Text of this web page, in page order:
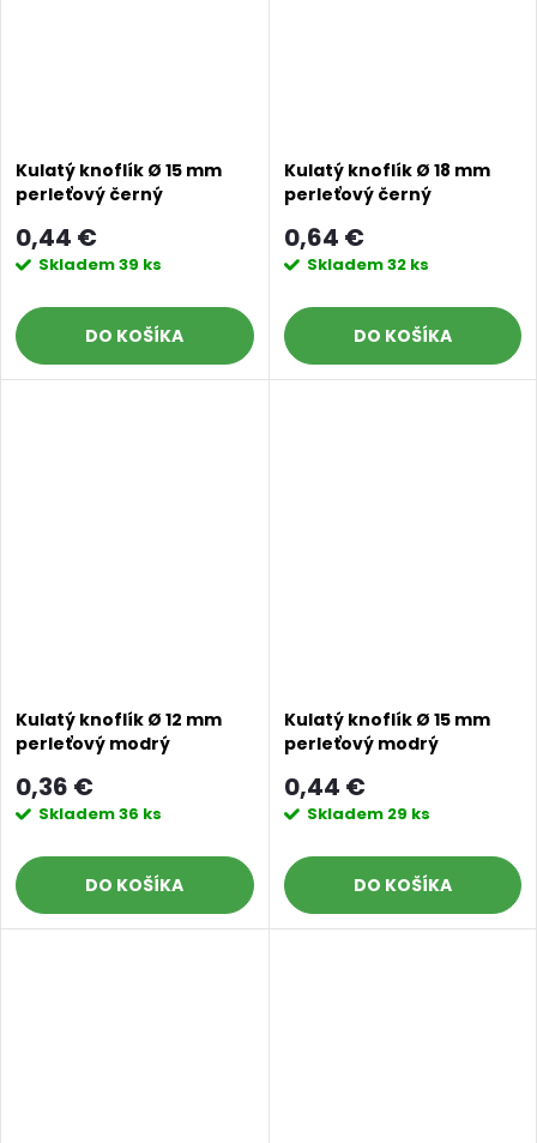
Kulatý knoflík Ø 15 mm
perleťový černý
0,44 €
Skladem39 ks
DO KOŠÍKA
Kulatý knoflík Ø 18 mm
perleťový černý
0,64 €
Skladem32 ks
DO KOŠÍKA
Kulatý knoflík Ø 12 mm
perleťový modrý
0,36 €
Skladem36 ks
DO KOŠÍKA
Kulatý knoflík Ø 15 mm
perleťový modrý
0,44 €
Skladem 29 ks
DO KOŠÍKA